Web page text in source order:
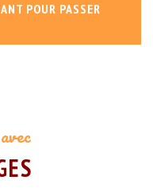
POUR PASSER